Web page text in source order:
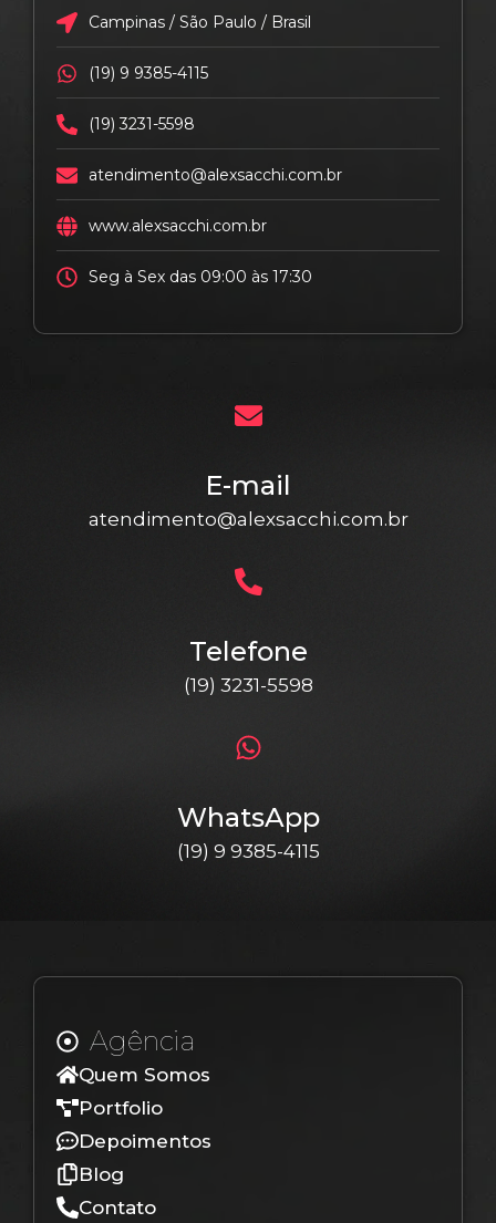
Campinas / São Paulo / Brasil
(19) 9 9385-4115
(19) 3231-5598
atendimento@alexsacchi.com.br
www.alexsacchi.com.br
Seg à Sex das 09:00 às 17:30
E-mail
atendimento@alexsacchi.com.br
Telefone
(19) 3231-5598
WhatsApp
(19) 9 9385-4115
Agência
Quem Somos
Portfolio
Depoimentos
Blog
Contato